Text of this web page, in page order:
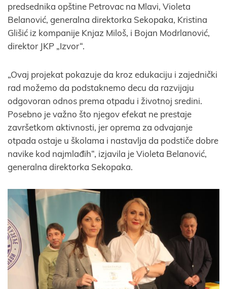
predsednika opštine Petrovac na Mlavi, Violeta
Belanović, generalna direktorka Sekopaka, Kristina
Glišić iz kompanije Knjaz Miloš, i Bojan Modrlanović,
direktor JKP „Izvor“.
„Ovaj projekat pokazuje da kroz edukaciju i zajednički
rad možemo da podstaknemo decu da razvijaju
odgovoran odnos prema otpadu i životnoj sredini.
Posebno je važno što njegov efekat ne prestaje
završetkom aktivnosti, jer oprema za odvajanje
otpada ostaje u školama i nastavlja da podstiče dobre
navike kod najmlađih“, izjavila je Violeta Belanović,
generalna direktorka Sekopaka.